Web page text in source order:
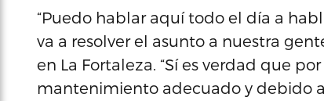
“Puedo hablar aquí todo el día a
va a resolver el asunto a nuestra
en La Fortaleza. “Sí es verdad que
mantenimiento adecuado y debido